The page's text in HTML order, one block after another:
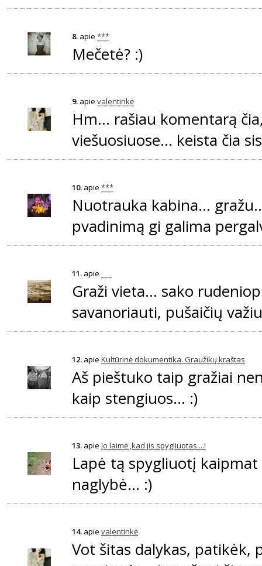
8. apie ***
Mečetė? :)
9. apie valentinkė
Hm... rašiau komentarą
viešuosiuose... keista čia
10. apie ***
Nuotrauka kabina...
pvadinimą gi galima
11. apie
Graži vieta... sako
savanoriauti, pušaičių
12. apie Kultūrinė dokumentika. Graužikų kraštas
Aš pieštuko taip gražiai
kaip stengiuos... :)
13. apie Jo laimė ,kad jis spygliuotas....!
Lapė tą spygliuotį
naglybė... :)
14. apie valentinkė
Vot šitas dalykas, patikėk,